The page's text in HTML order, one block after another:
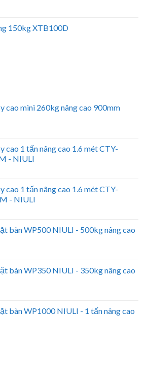
150kg XTB100D
cao mini 260kg nâng cao 900mm
cao 1 tấn nâng cao 1.6 mét CTY-
- NIULI
cao 1 tấn nâng cao 1.6 mét CTY-
- NIULI
bàn WP500 NIULI - 500kg nâng cao
bàn WP350 NIULI - 350kg nâng cao
bàn WP1000 NIULI - 1 tấn nâng cao